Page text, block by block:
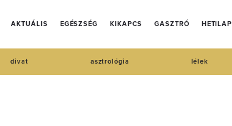
AKTUÁLIS EGÉSZSÉG KIKAPCS GASZTRÓ HETILAP
divat asztrológia lélek